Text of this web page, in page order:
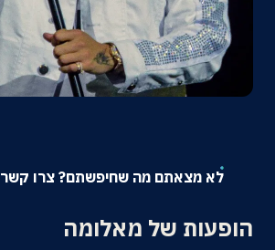
אודות
צרו קשר
לא מצאתם מה שחיפשתם? צרו קשר
הופעות של מאלומה